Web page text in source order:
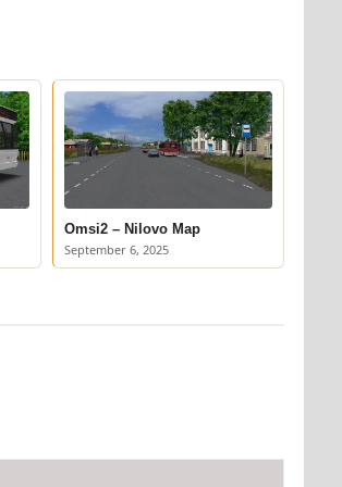
Omsi2 – Nilovo Map
September 6, 2025